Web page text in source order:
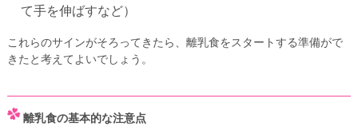
て手を伸ばすなど）
これらのサインがそろってきたら、離乳食をスタートする準備がで
きたと考えてよいでしょう。
離乳食の基本的な注意点